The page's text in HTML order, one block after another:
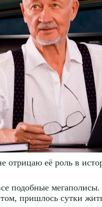
её роль в
подобные
пришлось сутки